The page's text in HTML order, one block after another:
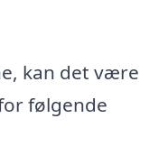
kan det være
følgende